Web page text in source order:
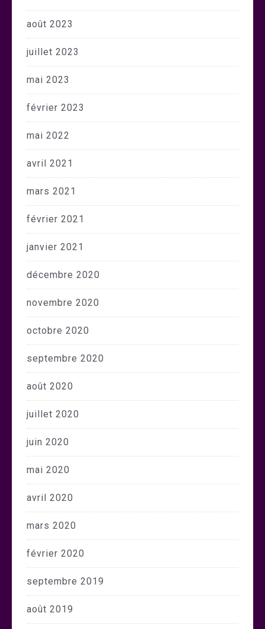
août 2023
juillet 2023
mai 2023
février 2023
mai 2022
avril 2021
mars 2021
février 2021
janvier 2021
décembre 2020
novembre 2020
octobre 2020
septembre 2020
août 2020
juillet 2020
juin 2020
mai 2020
avril 2020
mars 2020
février 2020
septembre 2019
août 2019